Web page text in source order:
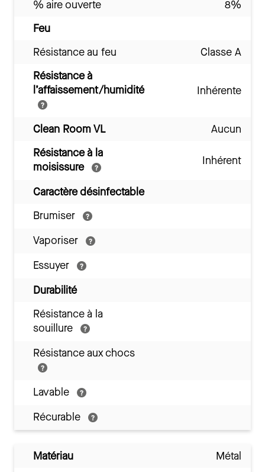
% aire ouverte
8%
Feu
Résistance au feu
Classe A
Résistance à
l’affaissement/humidité
Inhérente
Clean Room VL
Aucun
Résistance à la
moisissure
Inhérent
Caractère désinfectable
Brumiser
Vaporiser
Essuyer
Durabilité
Résistance à la
souillure
Résistance aux chocs
Lavable
Récurable
Matériau
Métal